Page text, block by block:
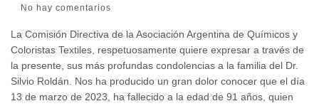
No hay comentarios
La Comisión Directiva de la Asociación Argentina de Químicos y
Coloristas Textiles, respetuosamente quiere expresar a través de
la presente, sus más profundas condolencias a la familia del Dr.
Silvio Roldán. Nos ha producido un gran dolor conocer que el día
13 de marzo de 2023, ha fallecido a la edad de 91 años, quien